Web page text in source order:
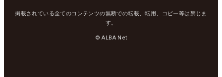
掲載されている全てのコンテンツの無断での転載、転用、コピー等は禁じま
す。
© ALBA Net